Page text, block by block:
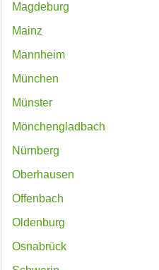
Magdeburg
Mainz
Mannheim
München
Münster
Mönchengladbach
Nürnberg
Oberhausen
Offenbach
Oldenburg
Osnabrück